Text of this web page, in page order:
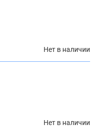
Нет в наличии
Нет в наличии